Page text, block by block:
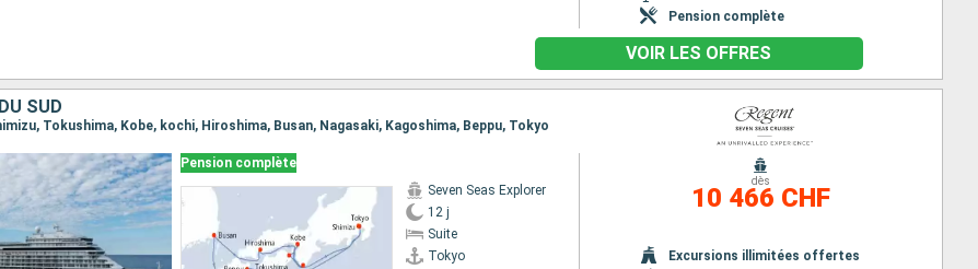
Pension complète
VOIR LES OFFRES
SUD
Tokushima, Kobe, kochi, Hiroshima, Busan, Nagasaki, Kagoshima, Beppu, Tokyo
Pension complète
Seven Seas Explorer
12 j
Suite
Tokyo
dès
10 466 CHF
Excursions illimitées offertes